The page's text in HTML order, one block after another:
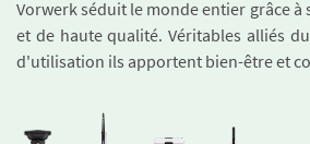
Vorwerk séduit le monde entier grâce
et de haute qualité. Véritables alliés
d'utilisation ils apportent bien-être et